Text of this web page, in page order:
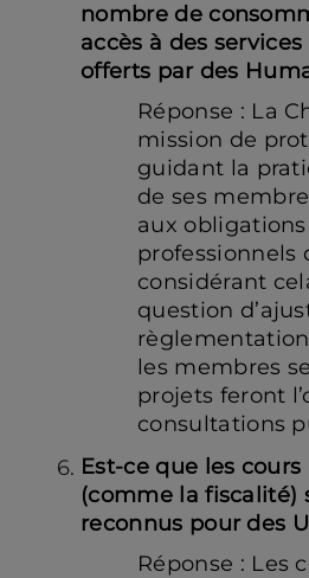
nombre de
accès à des
offerts par des
Réponse : La
mission de
guidant la
de ses
aux
professionnels
considérant
question
les membres
projets feront
consultations
Est-ce que les
(comme la fiscalité)
reconnus pour des
Réponse : Les